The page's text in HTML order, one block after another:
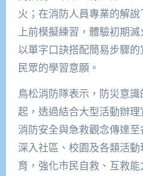
火；在消防人員專業的解
上前模擬練習，體驗初期
以單字口訣搭配簡易步驟
民眾的學習意願。
鳥松消防隊表示，防災意
起，透過結合大型活動辦
消防安全與急救觀念傳達
深入社區、校園及各類活
育，強化市民自救、互救